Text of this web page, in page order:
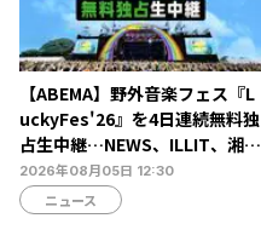
【ABEMA】野外音楽フェス『L
uckyFes'26』を4日連続無料独
占生中継…NEWS、ILLIT、湘南
乃風ら60組以上が集結
2026年08月05日 12:30
ニュース